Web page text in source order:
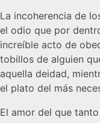
La incoherencia de
el odio que por
increíble acto de
tobillos de alguien
aquella deidad,
el plato del más
El amor del que